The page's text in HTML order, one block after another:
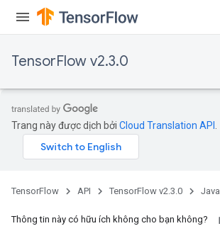
TensorFlow v2.3.0
Trang này được dịch bởi Cloud Translation API
TensorFlow API TensorFlow v2.3.0 Java
Thông tin này có hữu ích không cho bạn không?